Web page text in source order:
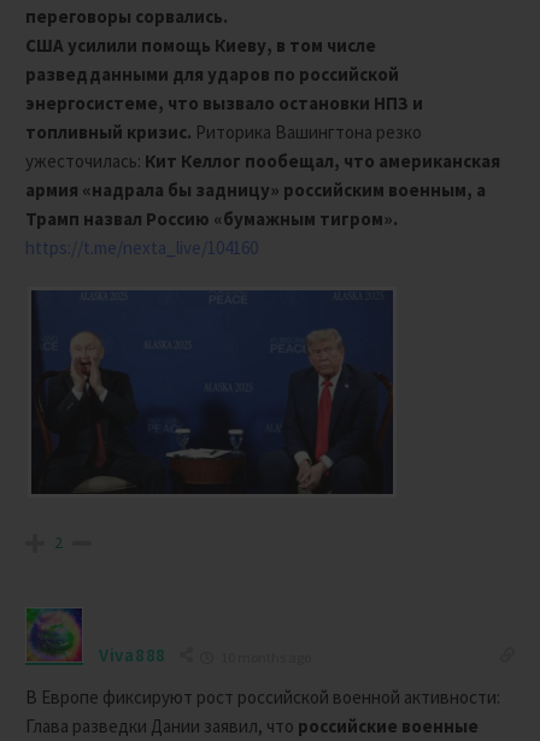
переговоры сорвались.
США усилили помощь Киеву, в том числе
разведданными для ударов по российской
энергосистеме, что вызвало остановки НПЗ и
топливный кризис. Риторика Вашингтона резко
ужесточилась: Кит Келлог пообещал, что американская
армия «надрала бы задницу» российским военным, а
Трамп назвал Россию «бумажным тигром».
https://t.me/nexta_live/104160
2
Viva888
В Европе фиксируют рост российской военной активности:
Глава разведки Дании заявил, что российские военные